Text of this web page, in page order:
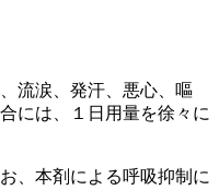
流涙、発汗、悪心、嘔
には、１日用量を徐々に
、本剤による呼吸抑制に